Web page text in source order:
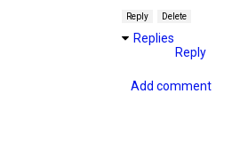
Reply Delete
Replies
Reply
Add comment